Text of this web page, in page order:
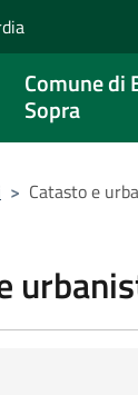
Comune di
Sopra
> Catasto e